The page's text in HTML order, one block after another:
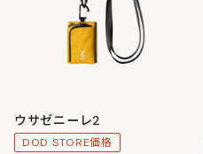
ウサゼニーレ2
DOD STORE価格